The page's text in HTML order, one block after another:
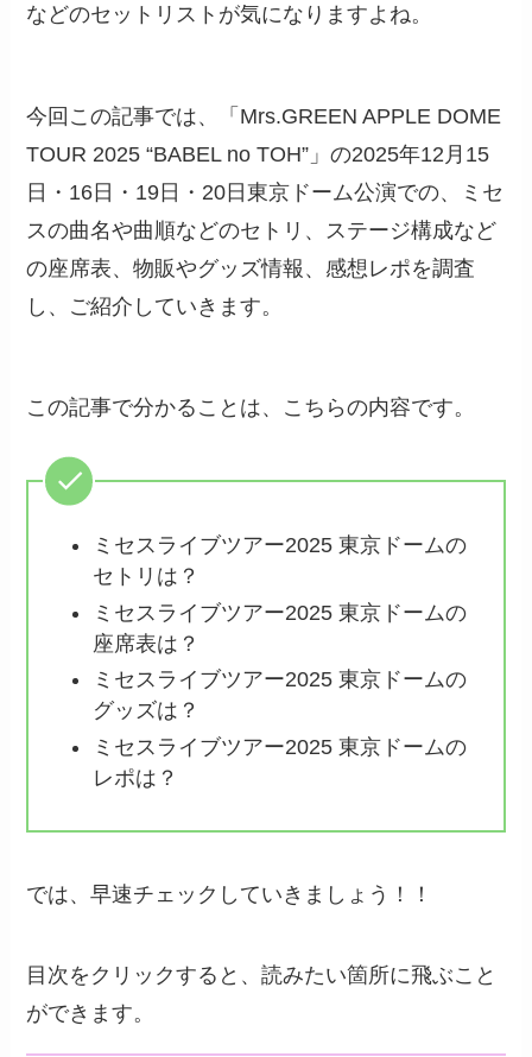
などのセットリストが気になりますよね。
今回この記事では、「Mrs.GREEN APPLE DOME
TOUR 2025 “BABEL no TOH”」の2025年12月15
日・16日・19日・20日東京ドーム公演での、ミセ
スの曲名や曲順などのセトリ、ステージ構成など
の座席表、物販やグッズ情報、感想レポを調査
し、ご紹介していきます。
この記事で分かることは、こちらの内容です。
ミセスライブツアー2025 東京ドームの
セトリは？
ミセスライブツアー2025 東京ドームの
座席表は？
ミセスライブツアー2025 東京ドームの
グッズは？
ミセスライブツアー2025 東京ドームの
レポは？
では、早速チェックしていきましょう！！
目次をクリックすると、読みたい箇所に飛ぶこと
ができます。